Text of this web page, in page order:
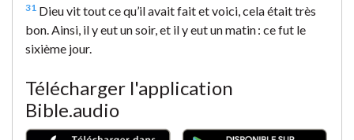
31 Dieu vit tout ce qu’il avait fait et voici, cela était très
bon. Ainsi, il y eut un soir, et il y eut un matin : ce fut le
sixième jour.
Télécharger l'application
Bible.audio